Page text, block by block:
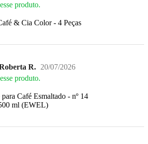
produto.
& Cia Color - 4 Peças
R. 20/07/2026
produto.
Café Esmaltado - nº 14
ml (EWEL)